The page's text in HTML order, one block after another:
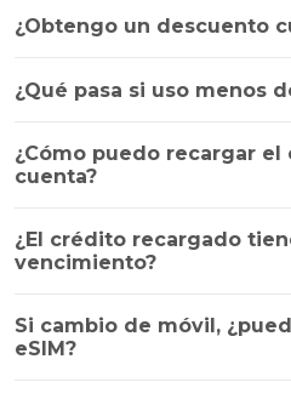
¿Obtengo un descuento
¿Qué pasa si uso menos
¿Cómo puedo recargar
cuenta?
¿El crédito recargado
vencimiento?
Si cambio de móvil,
eSIM?